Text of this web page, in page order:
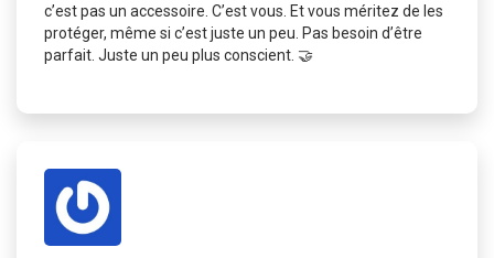
c’est pas un accessoire. C’est vous. Et vous méritez de les
protéger, même si c’est juste un peu. Pas besoin d’être
parfait. Juste un peu plus conscient. 🤝